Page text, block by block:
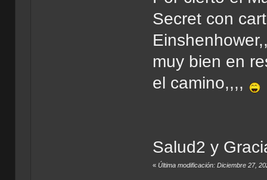
Secret con
muy bien en
el camino,,,,
Salud2 y
«Última modificación: Diciembre 27,